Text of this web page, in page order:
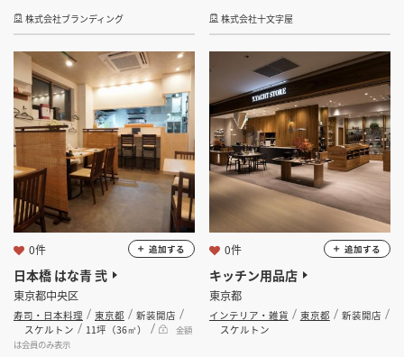
坪数
坪 ～ 坪
フリーワード
検索する
株式会社ブランディング
株式会社十文字屋
日本橋 はな青 弐
東京都中央区
寿司・日本料理 東京都
新装開店
スケルトン
11坪（36㎡）
金額
は会員のみ表示
0件 追加する
キッチン用品店
東京都
インテリア・雑貨 東京都
新装開店
スケルトン
0件 追加する